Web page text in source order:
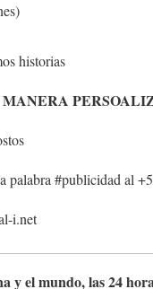
historias
palabra #publicidad al
i.net
y el mundo, las 24